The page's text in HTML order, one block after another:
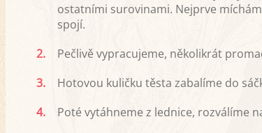
ostatními surovinami. Nejprve
spojí.
2.
Pečlivě vypracujeme, několikrát
3.
Hotovou kuličku těsta zabalíme do
4.
Poté vytáhneme z lednice, rozválíme